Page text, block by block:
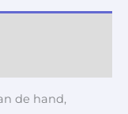
de hand,